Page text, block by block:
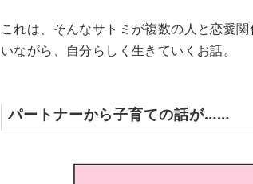
これは、そんなサトミが複数の人と恋愛
いながら、自分らしく生きていくお話。
パートナーから子育ての話が……